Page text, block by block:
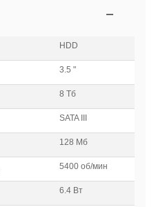
HDD
3.5 "
8 Тб
SATA III
128 Мб
5400 об/мин
6.4 Вт